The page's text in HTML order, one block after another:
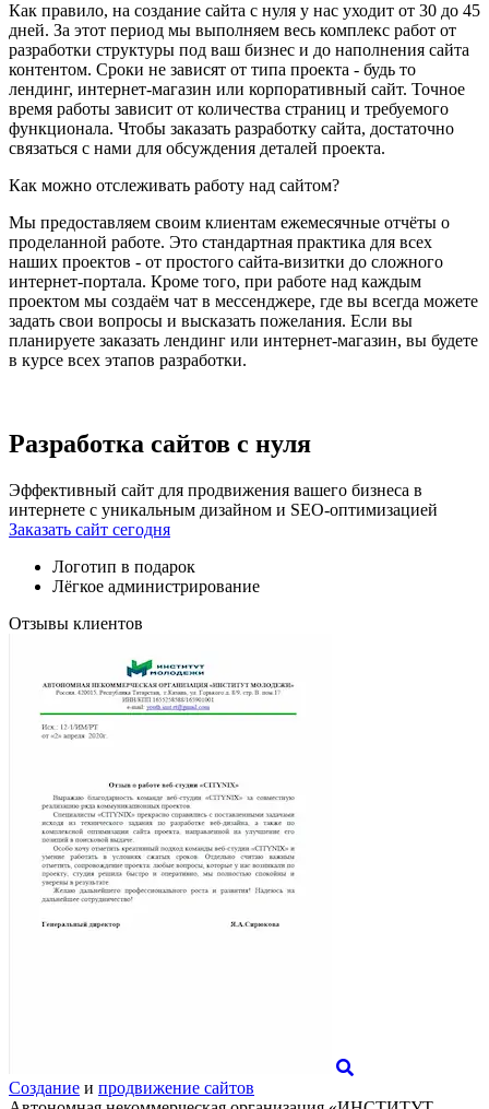
Как правило, на создание сайта с нуля у нас уходит от 30 до 45
дней. За этот период мы выполняем весь комплекс работ от
разработки структуры под ваш бизнес и до наполнения сайта
контентом. Сроки не зависят от типа проекта - будь то
лендинг, интернет-магазин или корпоративный сайт. Точное
время работы зависит от количества страниц и требуемого
функционала. Чтобы заказать разработку сайта, достаточно
связаться с нами для обсуждения деталей проекта.
Как можно отслеживать работу над сайтом?
Мы предоставляем своим клиентам ежемесячные отчёты о
проделанной работе. Это стандартная практика для всех
наших проектов - от простого сайта-визитки до сложного
интернет-портала. Кроме того, при работе над каждым
проектом мы создаём чат в мессенджере, где вы всегда можете
задать свои вопросы и высказать пожелания. Если вы
планируете заказать лендинг или интернет-магазин, вы будете
в курсе всех этапов разработки.
Разработка сайтов с нуля
Эффективный сайт для продвижения вашего бизнеса в
интернете с уникальным дизайном и SEO-оптимизацией
Заказать сайт сегодня
Логотип в подарок
Лёгкое администрирование
Отзывы клиентов
Создание и продвижение сайтов